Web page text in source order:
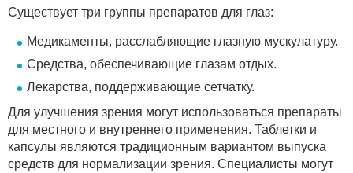
Существует три группы препаратов для глаз:
Медикаменты, расслабляющие глазную мускулатуру.
Средства, обеспечивающие глазам отдых.
Лекарства, поддерживающие сетчатку.
Для улучшения зрения могут использоваться препараты
для местного и внутреннего применения. Таблетки и
капсулы являются традиционным вариантом выпуска
средств для нормализации зрения. Специалисты могут